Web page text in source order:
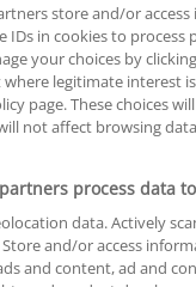
Centros
Orientación
Quiénes somos
Contacta
Aviso Legal
Política de
Política de
store and/or
IDs in cookies to process
your choices by
legitimate interest
page. These choices
not affect browsing
process data
data. Actively
and/or access
and content, ad and